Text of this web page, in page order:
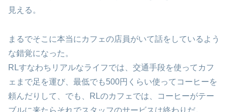
見える。
まるでそこに本当にカフェの店員がいて話をしているよう
な錯覚になった。
RLすなわちリアルなライフでは、交通手段を使ってカフ
ェまで足を運び、最低でも500円くらい使ってコーヒーを
頼んだりして、でも、RLのカフェでは、コーヒーがテー